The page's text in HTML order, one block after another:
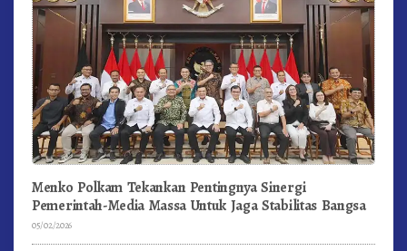
Menko Polkam Tekankan Pentingnya Sinergi
Pemerintah-Media Massa Untuk Jaga Stabilitas Bangsa
05/02/2026